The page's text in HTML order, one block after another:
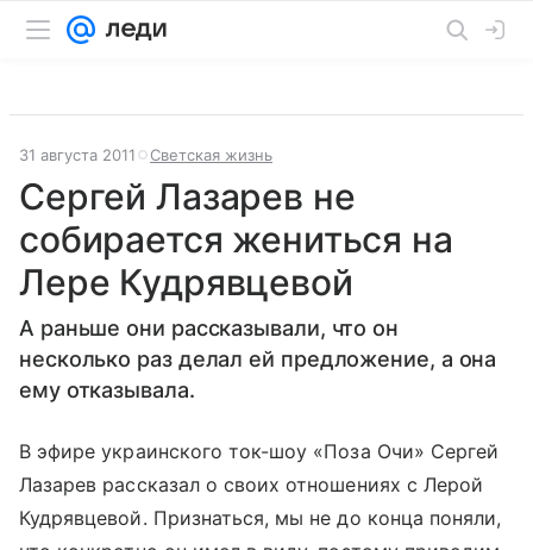
31 августа 2011 Светская жизнь
Сергей Лазарев не
собирается жениться на
Лере Кудрявцевой
А раньше они рассказывали, что он
несколько раз делал ей предложение, а она
ему отказывала.
В эфире украинского ток-шоу «Поза Очи» Сергей
Лазарев рассказал о своих отношениях с Лерой
Кудрявцевой. Признаться, мы не до конца поняли,